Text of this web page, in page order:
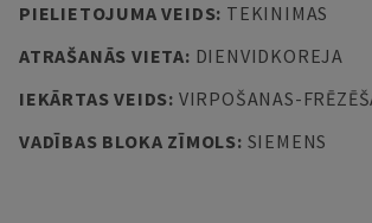
PIELIETOJUMA VEIDS: TEKINIMAS
ATRAŠANĀS VIETA: DIENVIDKOREJA
IEKĀRTAS VEIDS: VIRPOŠANAS-
VADĪBAS BLOKA ZĪMOLS: SIEMENS